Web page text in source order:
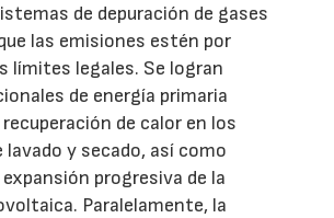
de depuración de gases
las emisiones estén por
límites legales. Se logran
de energía primaria
de calor en los
y secado, así como
progresiva de la
Paralelamente, la